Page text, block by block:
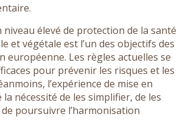
niveau élevé de protection de la santé
et végétale est l’un des objectifs des
européenne. Les règles actuelles se
pour prévenir les risques et les
l’expérience de mise en
nécessité de les simplifier, de les
poursuivre l’harmonisation